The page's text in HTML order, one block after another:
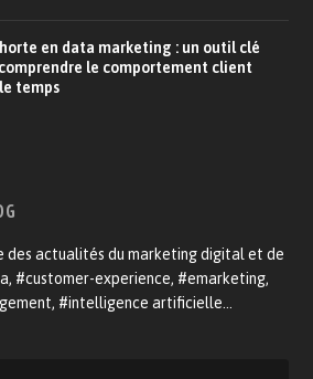
en data marketing : un outil clé
le comportement client
temps
des actualités du marketing digital et de
#customer-experience, #emarketing,
#intelligence artificielle…